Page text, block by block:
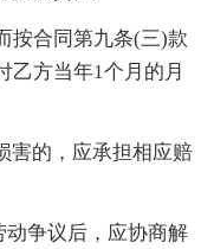
按合同第九条(三)款
乙方当年1个月的月
害的，应承担相应赔
争议后，应协商解